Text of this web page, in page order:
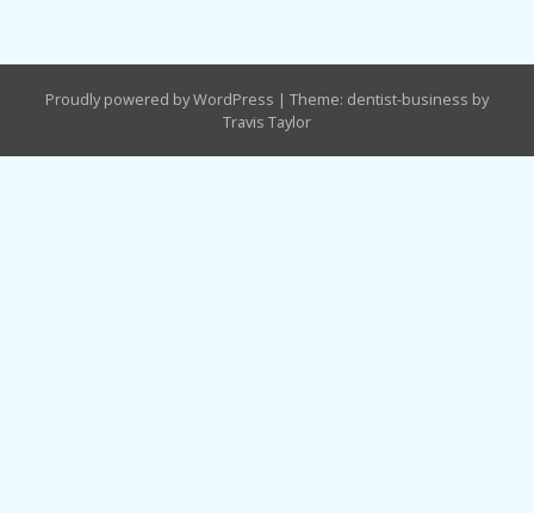
Proudly powered by WordPress | Theme: dentist-business by
Travis Taylor